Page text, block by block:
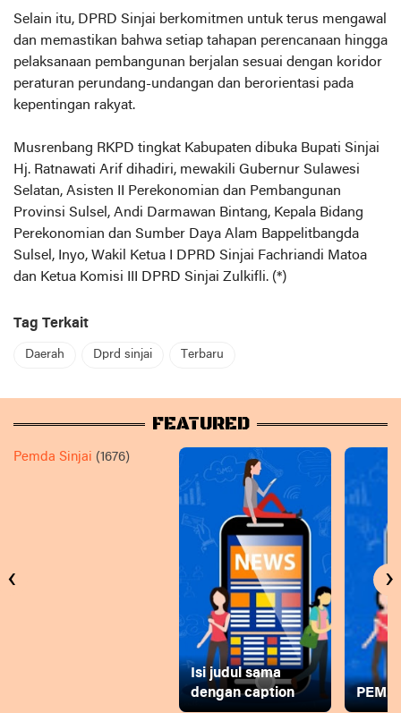
Selain itu, DPRD Sinjai berkomitmen untuk terus mengawal
dan memastikan bahwa setiap tahapan perencanaan hingga
pelaksanaan pembangunan berjalan sesuai dengan koridor
peraturan perundang-undangan dan berorientasi pada
kepentingan rakyat.
Musrenbang RKPD tingkat Kabupaten dibuka Bupati Sinjai
Hj. Ratnawati Arif dihadiri, mewakili Gubernur Sulawesi
Selatan, Asisten II Perekonomian dan Pembangunan
Provinsi Sulsel, Andi Darmawan Bintang, Kepala Bidang
Perekonomian dan Sumber Daya Alam Bappelitbangda
Sulsel, Inyo, Wakil Ketua I DPRD Sinjai Fachriandi Matoa
dan Ketua Komisi III DPRD Sinjai Zulkifli. (*)
Tag Terkait
Daerah Dprd sinjai Terbaru
FEATURED
Pemda Sinjai (1676)
Isi judul sama
dengan caption
‹ ›